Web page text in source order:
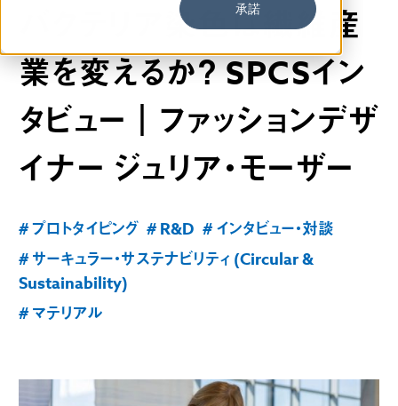
承諾
バクテリア染色は繊維産
業を変えるか？ SPCSイン
タビュー｜ファッションデザ
イナー ジュリア・モーザー
# プロトタイピング # R&D # インタビュー・対談
# サーキュラー・サステナビリティ (Circular &
Sustainability)
# マテリアル